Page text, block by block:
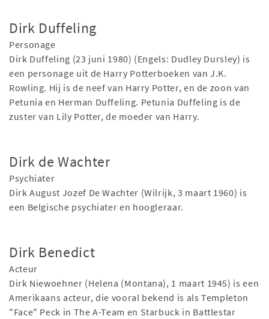
Dirk Duffeling
Personage
Dirk Duffeling (23 juni 1980) (Engels: Dudley Dursley) is
een personage uit de Harry Potterboeken van J.K.
Rowling. Hij is de neef van Harry Potter, en de zoon van
Petunia en Herman Duffeling. Petunia Duffeling is de
zuster van Lily Potter, de moeder van Harry.
Dirk de Wachter
Psychiater
Dirk August Jozef De Wachter (Wilrijk, 3 maart 1960) is
een Belgische psychiater en hoogleraar.
Dirk Benedict
Acteur
Dirk Niewoehner (Helena (Montana), 1 maart 1945) is een
Amerikaans acteur, die vooral bekend is als Templeton
"Face" Peck in The A-Team en Starbuck in Battlestar